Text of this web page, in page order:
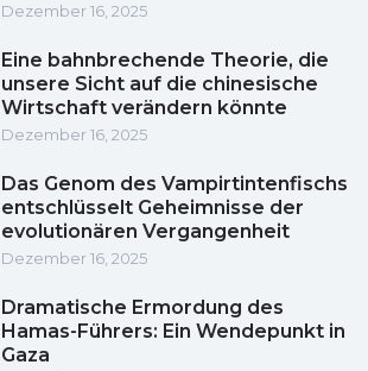
Dezember 16, 2025
Eine bahnbrechende Theorie, die
unsere Sicht auf die chinesische
Wirtschaft verändern könnte
Dezember 16, 2025
Das Genom des Vampirtintenfischs
entschlüsselt Geheimnisse der
evolutionären Vergangenheit
Dezember 16, 2025
Dramatische Ermordung des
Hamas-Führers: Ein Wendepunkt in
Gaza